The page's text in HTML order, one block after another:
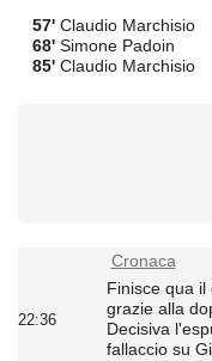
57' Claudio Marchisio
68' Simone Padoin
85' Claudio Marchisio
Cronaca
22:36
Finisce qua
grazie alla
Decisiva
fallaccio su